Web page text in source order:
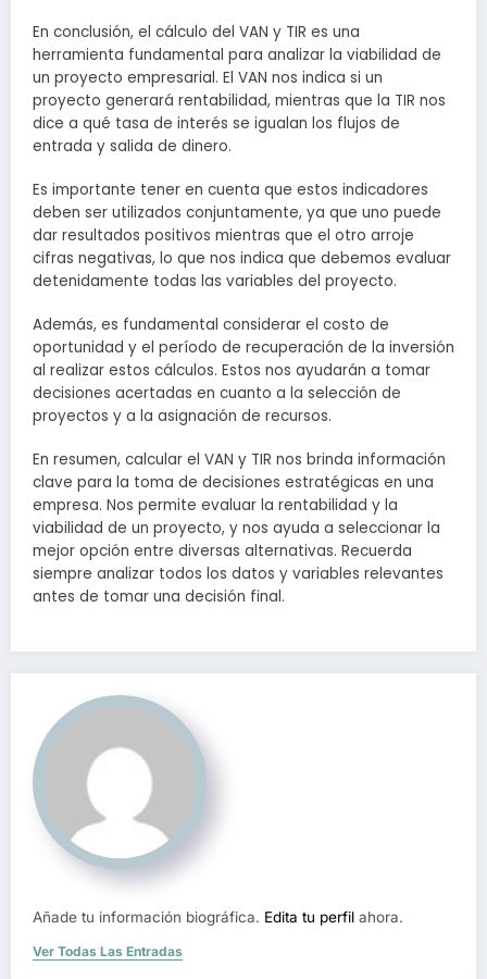
En conclusión, el cálculo del VAN y TIR es una
herramienta fundamental para analizar la viabilidad de
un proyecto empresarial. El VAN nos indica si un
proyecto generará rentabilidad, mientras que la TIR nos
dice a qué tasa de interés se igualan los flujos de
entrada y salida de dinero.
Es importante tener en cuenta que estos indicadores
deben ser utilizados conjuntamente, ya que uno puede
dar resultados positivos mientras que el otro arroje
cifras negativas, lo que nos indica que debemos evaluar
detenidamente todas las variables del proyecto.
Además, es fundamental considerar el costo de
oportunidad y el período de recuperación de la inversión
al realizar estos cálculos. Estos nos ayudarán a tomar
decisiones acertadas en cuanto a la selección de
proyectos y a la asignación de recursos.
En resumen, calcular el VAN y TIR nos brinda información
clave para la toma de decisiones estratégicas en una
empresa. Nos permite evaluar la rentabilidad y la
viabilidad de un proyecto, y nos ayuda a seleccionar la
mejor opción entre diversas alternativas. Recuerda
siempre analizar todos los datos y variables relevantes
antes de tomar una decisión final.
Añade tu información biográfica. Edita tu perfil ahora.
Ver Todas Las Entradas